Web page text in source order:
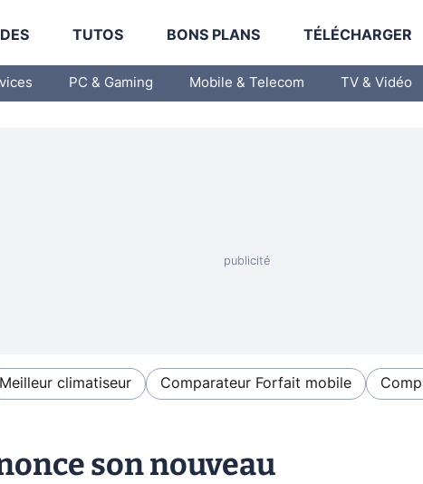
TUTOS BONS PLANS TÉLÉCHARGER
PC & Gaming Mobile & Telecom TV & Vidéo
Meilleur climatiseur Comparateur Forfait mobile
son nouveau